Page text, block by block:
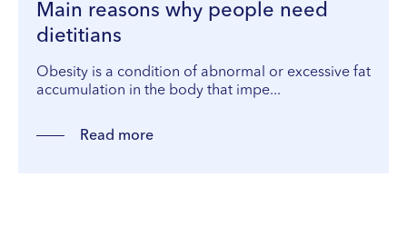
VII --
Klaipėda
Dragūnų str. 2
Opening hours:
VI, VII --
Main reasons why people need
dietitians
Obesity is a condition of abnormal or excessive fat
accumulation in the body that impe...
Read more